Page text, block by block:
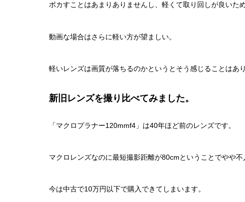
ボカすことはあまりありませんし、軽くて取り回しが良いた
動画な場合はさらに軽い方が望ましい。
軽いレンズは画質が落ちるのかというとそう感じることはあり
新旧レンズを撮り比べてみました。
「マクロプラナー120mmf4」は40年ほど前のレンズです。
マクロレンズなのに最短撮影距離が80cmということでやや不
今は中古で10万円以下で購入できてしまいます。